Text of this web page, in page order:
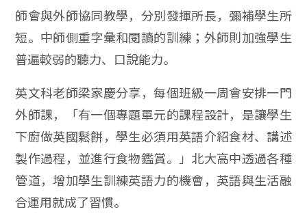
師會與外師協同教學，分別發揮所長，彌補學生所
短。中師側重字彙和閱讀的訓練；外師則加強學生
普遍較弱的聽力、口說能力。
英文科老師梁家慶分享，每個班級一周會安排一門
外師課，「有一個專題單元的課程設計，是讓學生
下廚做英國鬆餅，學生必須用英語介紹食材、講述
製作過程，並進行食物鑑賞。」北大高中透過各種
管道，增加學生訓練英語力的機會，英語與生活融
合運用就成了習慣。